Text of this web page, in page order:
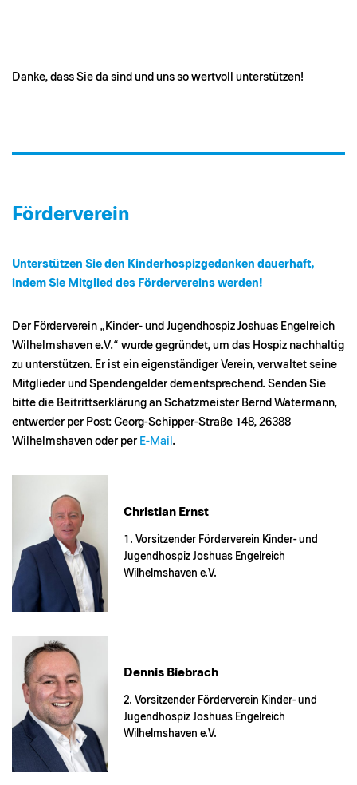
Danke, dass Sie da sind und uns so wertvoll unterstützen!
Förderverein
Unterstützen Sie den Kinderhospizgedanken dauerhaft,
indem Sie Mitglied des Fördervereins werden!
Der Förderverein „Kinder- und Jugendhospiz Joshuas Engelreich
Wilhelmshaven e.V.“ wurde gegründet, um das Hospiz nachhaltig
zu unterstützen. Er ist ein eigenständiger Verein, verwaltet seine
Mitglieder und Spendengelder dementsprechend. Senden Sie
bitte die Beitrittserklärung an Schatzmeister Bernd Watermann,
entwerder per Post: Georg-Schipper-Straße 148, 26388
Wilhelmshaven oder per E-Mail .
Christian Ernst
1. Vorsitzender Förderverein Kinder- und
Jugendhospiz Joshuas Engelreich
Wilhelmshaven e.V.
Dennis Biebrach
2. Vorsitzender Förderverein Kinder- und
Jugendhospiz Joshuas Engelreich
Wilhelmshaven e.V.